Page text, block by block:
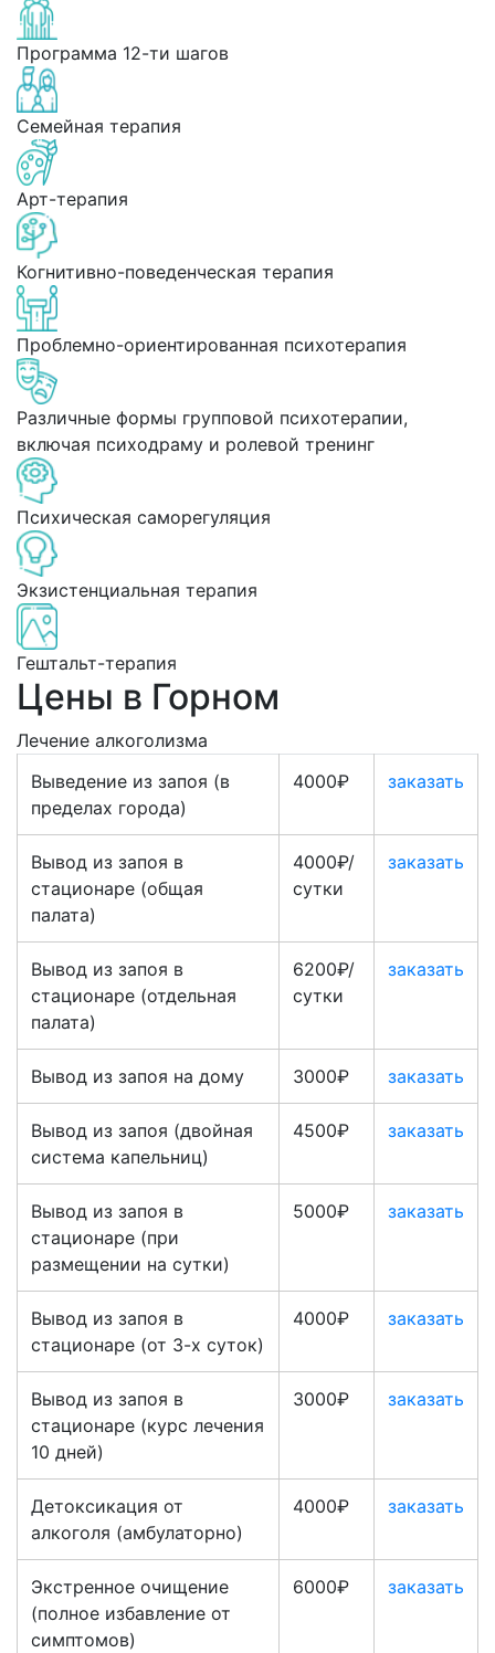
Программа 12-ти шагов
Семейная терапия
Арт-терапия
Когнитивно-поведенческая терапия
Проблемно-ориентированная психотерапия
Различные формы групповой психотерапии,
включая психодраму и ролевой тренинг
Психическая саморегуляция
Экзистенциальная терапия
Гештальт-терапия
Цены в Горном
Лечение алкоголизма
Выведение из запоя (в
пределах города)
4000₽ заказать
Вывод из запоя в
стационаре (общая
палата)
4000₽/
сутки
заказать
Вывод из запоя в
стационаре (отдельная
палата)
6200₽/
сутки
заказать
Вывод из запоя на дому 3000₽ заказать
Вывод из запоя (двойная
система капельниц)
4500₽ заказать
Вывод из запоя в
стационаре (при
размещении на сутки)
5000₽ заказать
Вывод из запоя в
стационаре (от 3-х суток)
4000₽ заказать
Вывод из запоя в
стационаре (курс лечения
10 дней)
3000₽ заказать
Детоксикация от
алкоголя (амбулаторно)
4000₽ заказать
Экстренное очищение
(полное избавление от
симптомов)
6000₽ заказать